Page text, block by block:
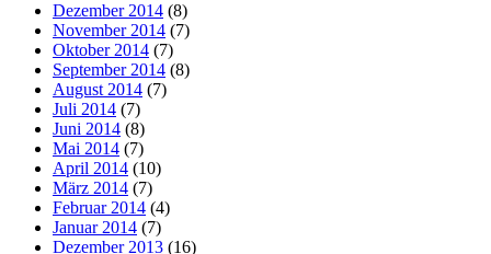
Dezember 2014 (8)
November 2014 (7)
Oktober 2014 (7)
September 2014 (8)
August 2014 (7)
Juli 2014 (7)
Juni 2014 (8)
Mai 2014 (7)
April 2014 (10)
März 2014 (7)
Februar 2014 (4)
Januar 2014 (7)
Dezember 2013 (16)